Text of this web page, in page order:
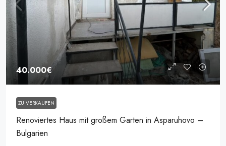
40.000€
ZU VERKAUFEN
Renoviertes Haus mit großem Garten in Asparuhovo –
Bulgarien